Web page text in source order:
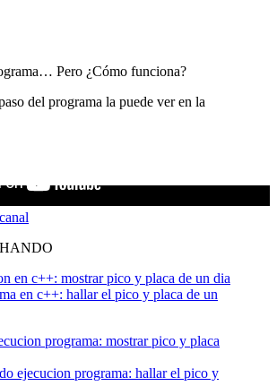
Pero ¿Cómo funciona?
del programa la puede ver en la
en c++: hallar el pico y placa de un
ejecucion programa: hallar el pico y